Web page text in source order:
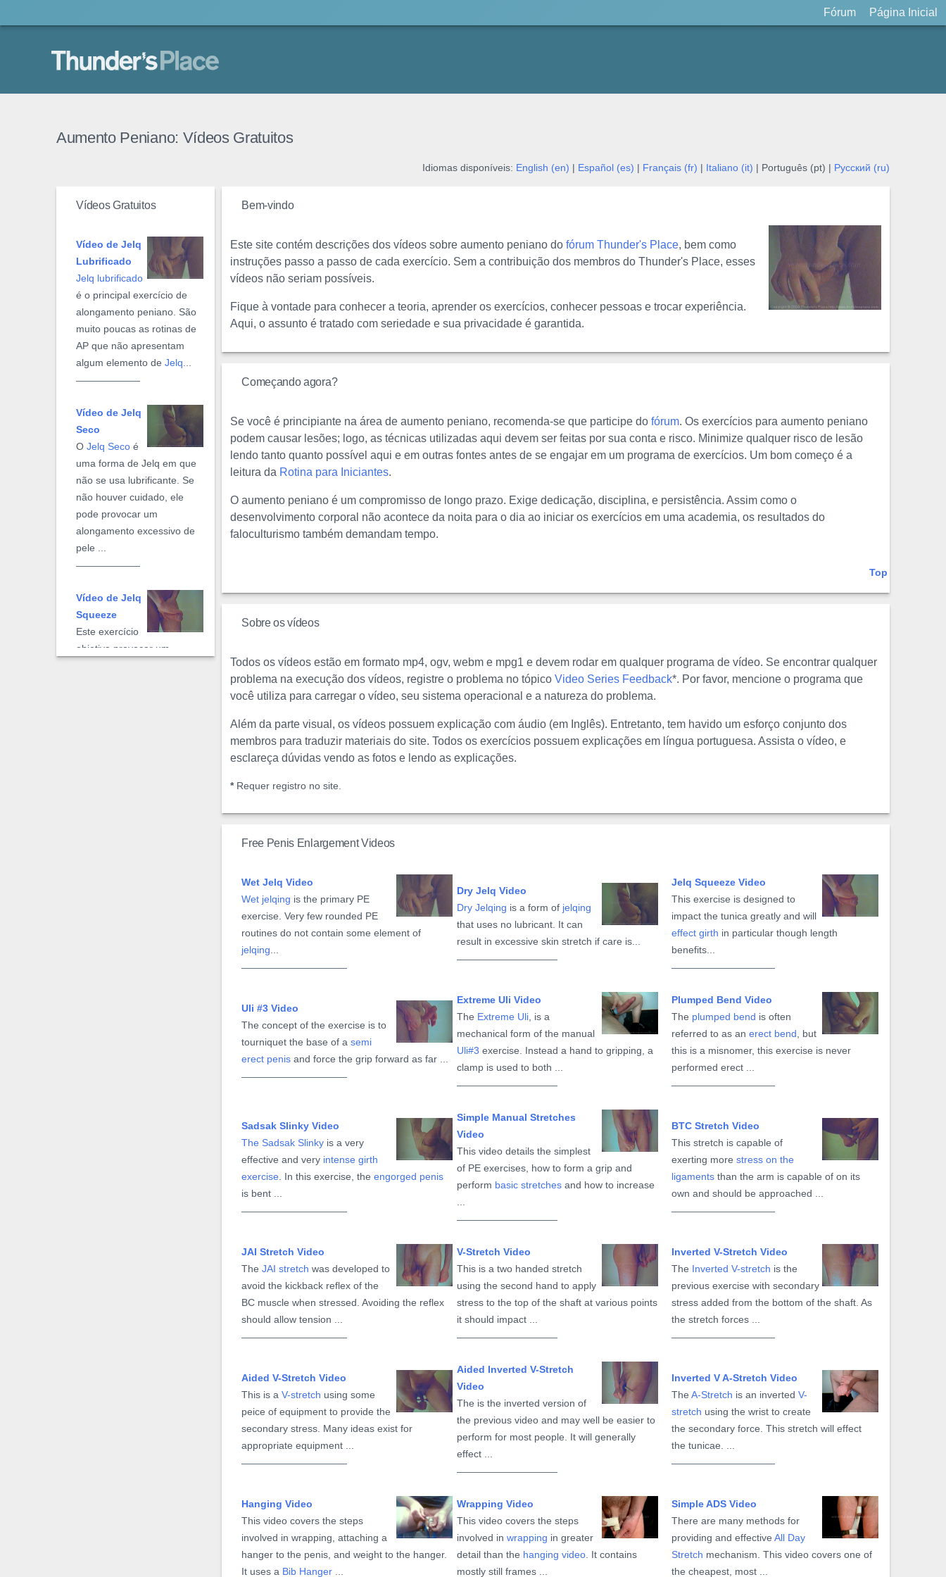
Thunder's Place
Aumento Peniano: Vídeos Gratuitos
Idiomas disponíveis: English (en) Español (es) Français (fr) Italiano (it) | Português (pt) | Русский (ru)
Vídeos Gratuitos
Vídeo de Jelq
Lubrificado
Jelq lubrificado
é o principal exercício de
alongamento peniano. São
muito poucas as rotinas de
AP que não apresentam
algum elemento deJelq
Vídeo de Jelq
Seco
OJelq Seco é
uma forma de Jelq em que
não se usa lubrificante. Se
não houver cuidado, ele
pode provocar um
alongamento excessivo de
pele ...
Vídeo de Jelq
Squeeze
Este exercício
objetiva provocar um
Bem-vindo
Este site contém descrições dos vídeos sobre aumento peniano dofórum Thunder's Place, bem como
instruções passo a passo de cada exercício. Sem a contribuição dos membros do Thunder's Place, esses
vídeos não seriam possíveis.
Fique à vontade para conhecer a teoria, aprender os exercícios, conhecer pessoas e trocar experiência.
Aqui, o assunto é tratado com seriedade e sua privacidade é garantida.
Começando agora?
Se você é principiante na área de aumento peniano, recomenda-se que participe dofórum. Os exercícios para aumento peniano
podem causar lesões; logo, as técnicas utilizadas aqui devem ser feitas por sua conta e risco. Minimize qualquer risco de lesão
lendo tanto quanto possível aqui e em outras fontes antes de se engajar em um programa de exercícios. Um bom começo é a
leitura da Rotina para Iniciantes.
O aumento peniano é um compromisso de longo prazo. Exige dedicação, disciplina, e persistência. Assim como o
desenvolvimento corporal não acontece da noita para o dia ao iniciar os exercícios em uma academia, os resultados do
faloculturismo também demandam tempo.
Top
Sobre os vídeos
Todos os vídeos estão em formato mp4, ogv, webm e mpg1 e devem rodar em qualquer programa de vídeo. Se encontrar qualquer
problema na execução dos vídeos, registre o problema no tópicoVideo Series Feedback*. Por favor, mencione o programa que
você utiliza para carregar o vídeo, seu sistema operacional e a natureza do problema.
Além da parte visual, os vídeos possuem explicação com áudio (em Inglês). Entretanto, tem havido um esforço conjunto dos
membros para traduzir materiais do site. Todos os exercícios possuem explicações em língua portuguesa. Assista o vídeo, e
esclareça dúvidas vendo as fotos e lendo as explicações.
*Requer registro no site.
Free Penis Enlargement Videos
Wet Jelq Video
Wet jelqing is the primary PE
exercise. Very few rounded PE
routines do not contain some element of
jelqing
Dry Jelq Video
Dry Jelqing is a form of jelqing
that uses no lubricant. It can
result in excessive skin stretch if care is...
Jelq Squeeze Video
This exercise is designed to
impact the tunica greatly and will
effect girth in particular though length
benefits...
Uli #3 Video
The concept of the exercise is to
tourniquet the base of asemi
erect penis and force the grip forward as far ...
Extreme Uli Video
The Extreme Uli , is a
mechanical form of the manual
Uli#3 exercise. Instead a hand to gripping, a
clamp is used to both ...
Plumped Bend Video
The plumped bend is often
referred to as anerect bend , but
this is a misnomer, this exercise is never
performed erect ...
Sadsak Slinky Video
The Sadsak Slinky is a very
effective and very intense girth
exercise . In this exercise, theengorged penis
is bent ...
Simple Manual Stretches
Video
This video details the simplest
of PE exercises, how to form a grip and
perform basic stretches and how to increase
BTC Stretch Video
This stretch is capable of
exerting morestress on the
ligaments than the arm is capable of on its
own and should be approached ...
JAI Stretch Video
TheJAI stretch was developed to
avoid the kickback reflex of the
BC muscle when stressed. Avoiding the reflex
should allow tension ...
V-Stretch Video
This is a two handed stretch
using the second hand to apply
stress to the top of the shaft at various points
it should impact ...
Inverted V-Stretch Video
The Inverted V-stretch is the
previous exercise with secondary
stress added from the bottom of the shaft. As
the stretch forces ...
Aided V-Stretch Video
This is aV-stretch using some
peice of equipment to provide the
secondary stress. Many ideas exist for
appropriate equipment ...
Aided Inverted V-Stretch
Video
The is the inverted version of
the previous video and may well be easier to
perform for most people. It will generally
effect ...
Inverted V A-Stretch Video
TheA-Stretch is an invertedV-
stretch using the wrist to create
the secondary force. This stretch will effect
the tunicae. ...
Hanging Video
This video covers the steps
involved in wrapping, attaching a
hanger to the penis, and weight to the hanger.
It uses a Bib Hanger
Wrapping Video
This video covers the steps
involved inwrapping in greater
detail than the hanging video . It contains
mostly still frames ...
Simple ADS Video
There are many methods for
providing and effectiveAll Day
Stretch mechanism. This video covers one of
the cheapest, most ...
Fórum Página Inicial